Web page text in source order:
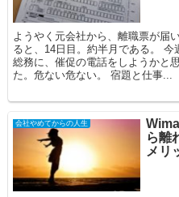
ようやく元会社から、離職票が届
ると、14日目。約半月である。 今
総務に、催促の電話をしようかと
た。危ない危ない。 宿題と仕事...
会社やめてからの人生
ら離
メリ